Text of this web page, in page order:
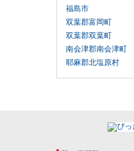
福島市
双葉郡富岡町
双葉郡双葉町
南会津郡南会津町
耶麻郡北塩原村